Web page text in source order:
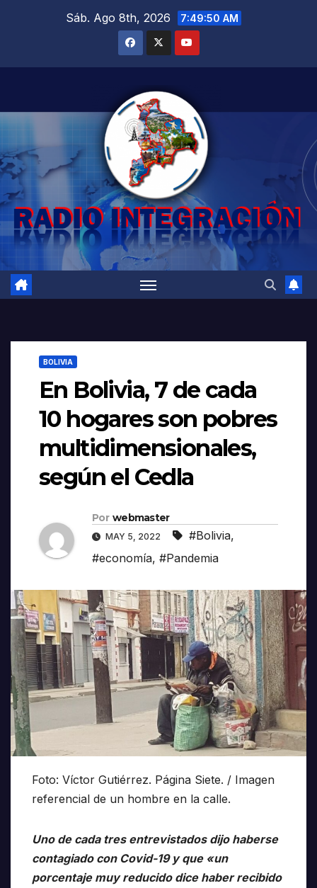
Sáb. Ago 8th, 2026 7:49:51 AM
BOLIVIA
En Bolivia, 7 de cada
10 hogares son pobres
multidimensionales,
según el Cedla
Por webmaster
MAY 5, 2022 #Bolivia,
#economía, #Pandemia
Foto: Víctor Gutiérrez. Página Siete. / Imagen
referencial de un hombre en la calle.
Uno de cada tres entrevistados dijo haberse
contagiado con Covid-19 y que «un
porcentaje muy reducido dice haber recibido